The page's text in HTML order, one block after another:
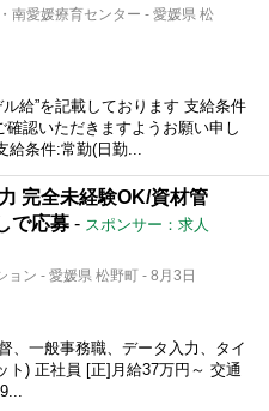
南愛媛療育センター - 愛媛県 松
給”を記載しております 支給条件
認いただきますようお願い申し
給条件:常勤(日勤...
完全未経験OK/資材管
で応募 - スポンサー：求人
ン - 愛媛県 松野町 - 8月3日
、一般事務職、データ入力、タイ
ト) 正社員 [正]月給37万円～ 交通